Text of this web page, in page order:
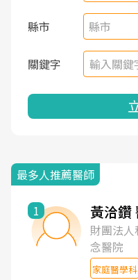
縣市 縣市
關鍵字
最多人推薦醫師
1 黃洽鑽
財團法
念醫院
家庭醫學科